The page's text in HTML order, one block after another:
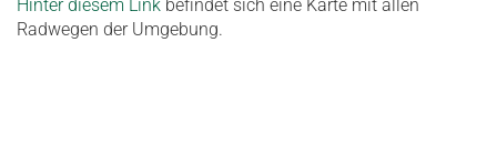
Hinter diesem Link befindet sich eine Karte mit allen
Radwegen der Umgebung.